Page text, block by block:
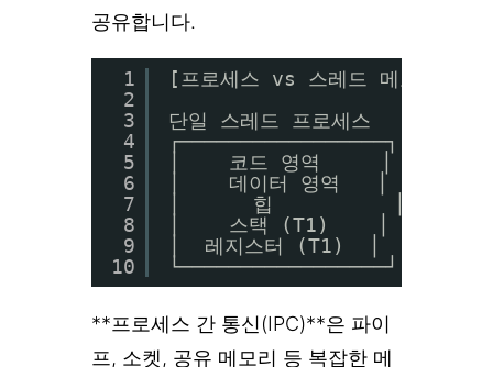
공유합니다.
1
2
3
4
5
6
7
8
9
10
[프로세스 vs 스레드 메모리 구
단일 스레드 프로세스
┌─────────────────┐
│    코드 영역     │
│    데이터 영역   │
│      힙          │
│    스택 (T1)    │
│  레지스터 (T1)  │
└─────────────────┘
**프로세스 간 통신(IPC)**은 파이
프, 소켓, 공유 메모리 등 복잡한 메